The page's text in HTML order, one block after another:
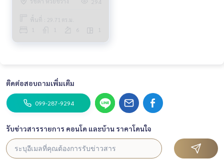
พื้นที่ : 29.71 ตร.ม.
6
ติดต่อสอบถามเพิ่มเติม
099-287-9294
รับข่าวสารรายการ คอนโด และบ้าน ราคาโดนใจ